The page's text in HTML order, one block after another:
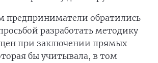
предприниматели обратились
разработать методику
при заключении прямых
бы учитывала, в том